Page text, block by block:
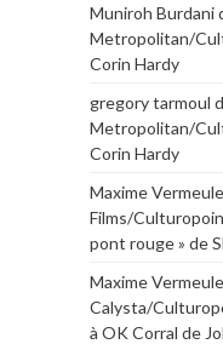
Muniroh Burdani
Metropolitan/
Corin Hardy
gregory tarmoul
Metropolitan/
Corin Hardy
Maxime
Films/
pont rouge » de
Maxime
Calysta/
à OK Corral de